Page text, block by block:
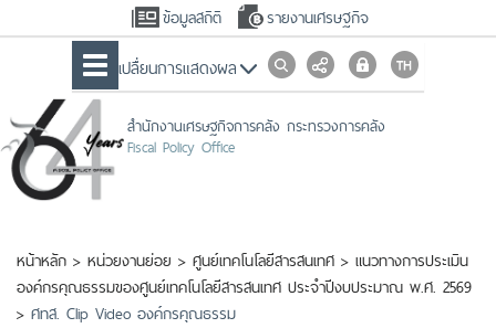
ข้อมูลสถิติ รายงานเศรษฐกิจ
เปลื่ยนการแสดงผล
สำนักงานเศรษฐกิจการคลัง กระทรวงการคลัง
Fiscal Policy Office
หน้าหลัก > หน่วยงานย่อย > ศูนย์เทคโนโลยีสารสนเทศ > แนวทางการประเมิน
องค์กรคุณธรรมของศูนย์เทคโนโลยีสารสนเทศ ประจำปีงบประมาณ พ.ศ. 2569
> ศทส. Clip Video องค์กรคุณธรรม